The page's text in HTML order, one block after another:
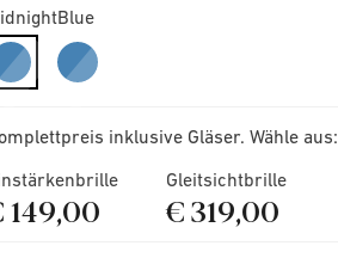
selected
inklusive Gläser. Wähle aus:
149,00
Gleitsichtbrille
€ 319,00